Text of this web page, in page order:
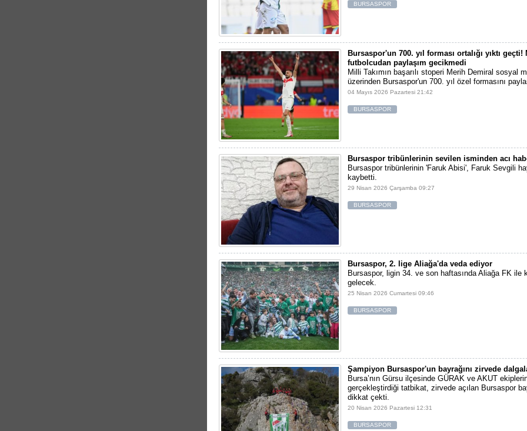
BURSASPOR
Bursaspor'un 700. yıl forması ortalığı yıktı
futbolcudan paylaşım gecikmedi
Milli Takımın başarılı stoperi Merih Demiral sosyal
üzerinden Bursaspor'un 700. yıl özel formasını
04 Mayıs 2026 Pazartesi 21:42
BURSASPOR
Bursaspor tribünlerinin sevilen isminden acı
Bursaspor tribünlerinin 'Faruk Abisi', Faruk Sevgili
kaybetti.
29 Nisan 2026 Çarşamba 09:27
BURSASPOR
Bursaspor, 2. lige Aliağa'da veda ediyor
Bursaspor, ligin 34. ve son haftasında Aliağa FK ile
gelecek.
25 Nisan 2026 Cumartesi 09:46
BURSASPOR
Şampiyon Bursaspor'un bayrağını zirvede
Bursa’nın Gürsu ilçesinde GÜRAK ve AKUT
gerçekleştirdiği tatbikat, zirvede açılan Bursaspor
dikkat çekti.
20 Nisan 2026 Pazartesi 12:31
BURSASPOR